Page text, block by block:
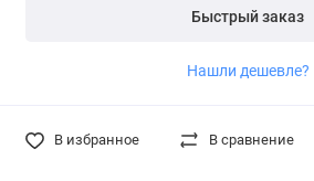
Быстрый заказ
Нашли дешевле?
В избранное В сравнение